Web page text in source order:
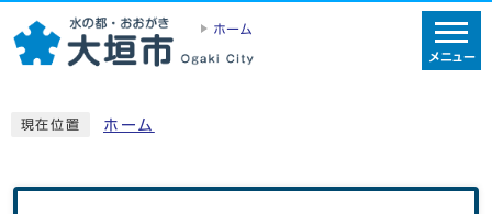
ホーム
メニュー
現在位置 ホーム